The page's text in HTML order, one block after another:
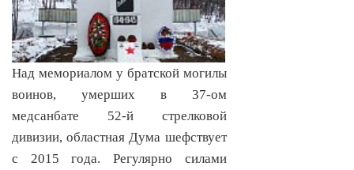
Над мемориалом у братской могилы
воинов, умерших в 37-ом
медсанбате 52-й стрелковой
дивизии, областная Дума шефствует
с 2015 года. Регулярно силами